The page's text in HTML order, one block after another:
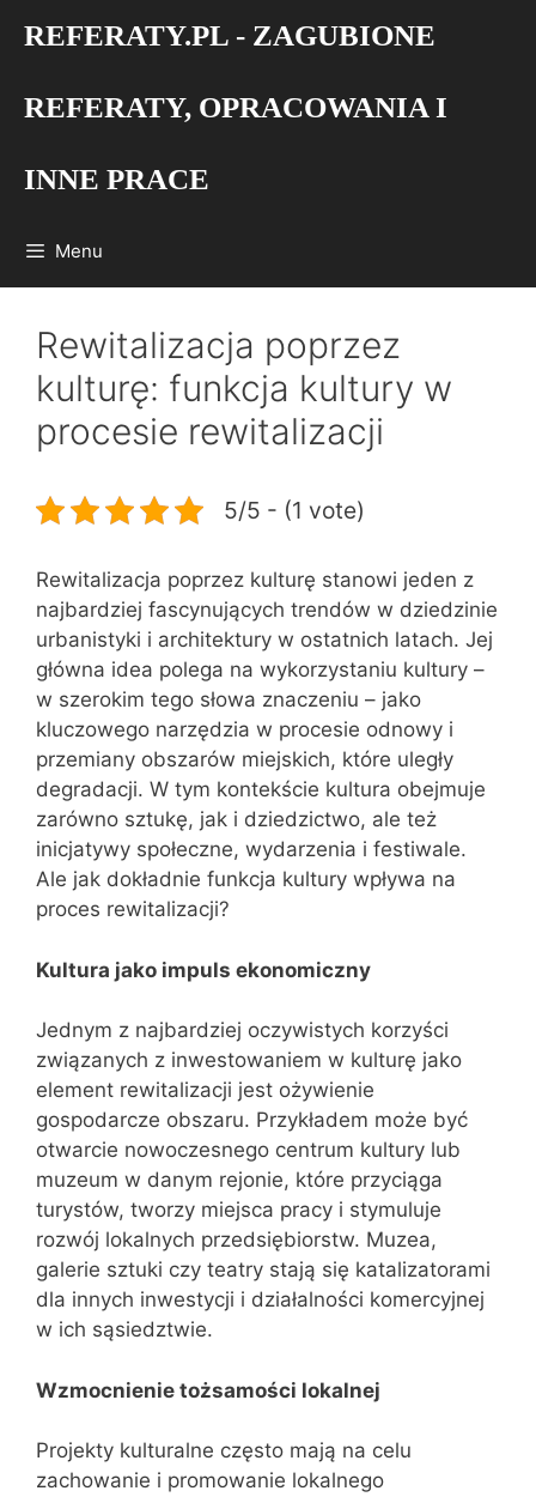
REFERATY.PL - ZAGUBIONE
REFERATY, OPRACOWANIA I
INNE PRACE
Menu
Rewitalizacja poprzez
kulturę: funkcja kultury w
procesie rewitalizacji
5/5 - (1 vote)
Rewitalizacja poprzez kulturę stanowi jeden z
najbardziej fascynujących trendów w dziedzinie
urbanistyki i architektury w ostatnich latach. Jej
główna idea polega na wykorzystaniu kultury –
w szerokim tego słowa znaczeniu – jako
kluczowego narzędzia w procesie odnowy i
przemiany obszarów miejskich, które uległy
degradacji. W tym kontekście kultura obejmuje
zarówno sztukę, jak i dziedzictwo, ale też
inicjatywy społeczne, wydarzenia i festiwale.
Ale jak dokładnie funkcja kultury wpływa na
proces rewitalizacji?
Kultura jako impuls ekonomiczny
Jednym z najbardziej oczywistych korzyści
związanych z inwestowaniem w kulturę jako
element rewitalizacji jest ożywienie
gospodarcze obszaru. Przykładem może być
otwarcie nowoczesnego centrum kultury lub
muzeum w danym rejonie, które przyciąga
turystów, tworzy miejsca pracy i stymuluje
rozwój lokalnych przedsiębiorstw. Muzea,
galerie sztuki czy teatry stają się katalizatorami
dla innych inwestycji i działalności komercyjnej
w ich sąsiedztwie.
Wzmocnienie tożsamości lokalnej
Projekty kulturalne często mają na celu
zachowanie i promowanie lokalnego